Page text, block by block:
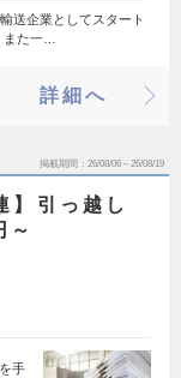
送企業としてスタート
た一…
詳細へ
掲載期間 26/08/06～26/08/19
】引っ越し
～
手